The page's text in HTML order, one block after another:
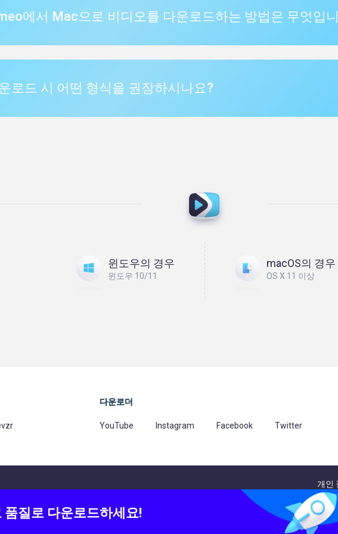
품질로 다운로드하세요!
에서 Mac으로 비디오를 다운로드하는 방법은 무엇입
로드 시 어떤 형식을 권장하시나요?
윈도우의 경우
윈도우 10/11
macOS의 경우
OS X 11 이상
다운로더
YouTube Instagram Facebook Twitter
duplicate copyrighted material
개인